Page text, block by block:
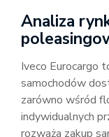
Analiza
Iveco Eurocargo
samochodów
zarówno wśród
indywidualnych
rozważa zakup